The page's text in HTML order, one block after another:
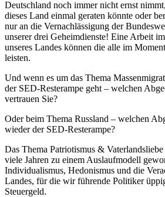
Deutschland noch immer nicht ernst
dieses Land einmal geraten könnte oder
nur an die Vernachlässigung der
unserer drei Geheimdienste! Eine Arbeit
unseres Landes können die alle im
leisten.
Und wenn es um das Thema
der SED-Resterampe geht – welchen
vertrauen Sie?
Oder beim Thema Russland – welchen
wieder der SED-Resterampe?
Das Thema Patriotismus &
viele Jahren zu einem Auslaufmodell
Individualismus, Hedonismus und die
Landes, für die wir führende Politiker
Steuergeld.